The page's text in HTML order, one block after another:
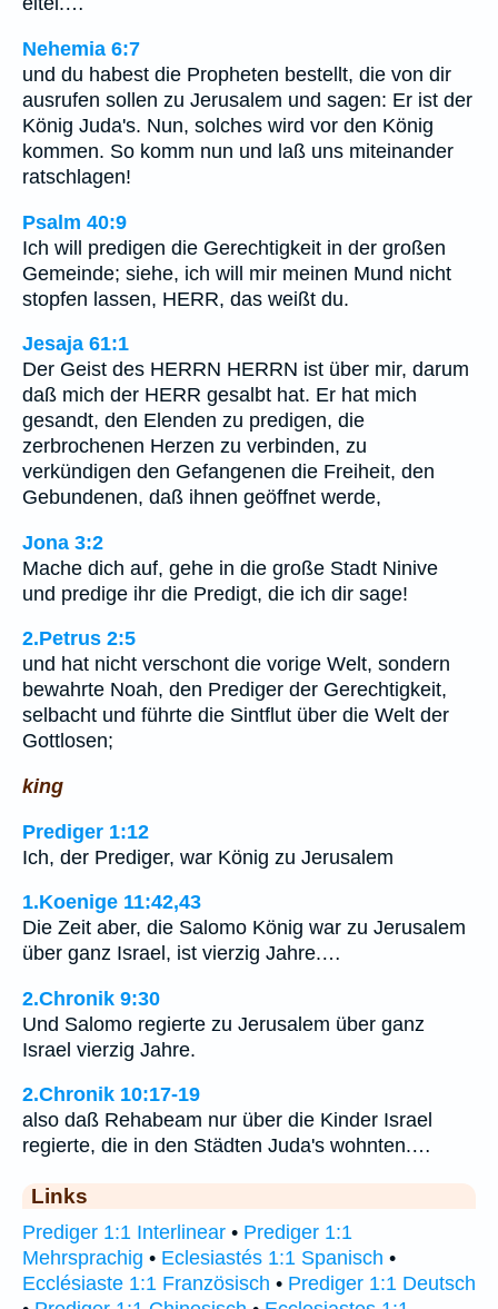
Nehemia 6:7
und du habest die Propheten bestellt, die von dir
ausrufen sollen zu Jerusalem und sagen: Er ist der
König Juda's. Nun, solches wird vor den König
kommen. So komm nun und laß uns miteinander
ratschlagen!
Psalm 40:9
Ich will predigen die Gerechtigkeit in der großen
Gemeinde; siehe, ich will mir meinen Mund nicht
stopfen lassen, HERR, das weißt du.
Jesaja 61:1
Der Geist des HERRN HERRN ist über mir, darum
daß mich der HERR gesalbt hat. Er hat mich
gesandt, den Elenden zu predigen, die
zerbrochenen Herzen zu verbinden, zu
verkündigen den Gefangenen die Freiheit, den
Gebundenen, daß ihnen geöffnet werde,
Jona 3:2
Mache dich auf, gehe in die große Stadt Ninive
und predige ihr die Predigt, die ich dir sage!
2.Petrus 2:5
und hat nicht verschont die vorige Welt, sondern
bewahrte Noah, den Prediger der Gerechtigkeit,
selbacht und führte die Sintflut über die Welt der
Gottlosen;
king
Prediger 1:12
Ich, der Prediger, war König zu Jerusalem
1.Koenige 11:42,43
Die Zeit aber, die Salomo König war zu Jerusalem
über ganz Israel, ist vierzig Jahre.…
2.Chronik 9:30
Und Salomo regierte zu Jerusalem über ganz
Israel vierzig Jahre.
2.Chronik 10:17-19
also daß Rehabeam nur über die Kinder Israel
regierte, die in den Städten Juda's wohnten.…
Links
Prediger 1:1 Interlinear • Prediger 1:1
Mehrsprachig • Eclesiastés 1:1 Spanisch •
Ecclésiaste 1:1 Französisch • Prediger 1:1 Deutsch